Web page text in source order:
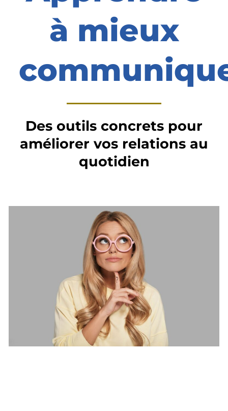
à mieux
Des outils concrets pour
améliorer vos relations au
quotidien